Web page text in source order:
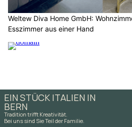
Weltew Diva Home GmbH:
Esszimmer aus einer Hand